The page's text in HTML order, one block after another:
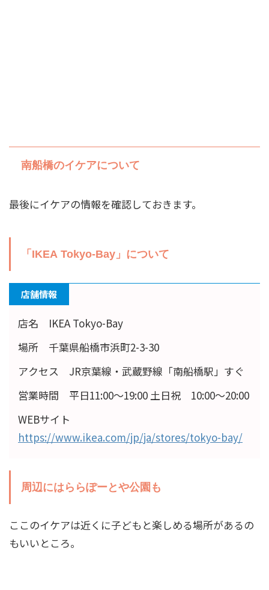
南船橋のイケアについて
最後にイケアの情報を確認しておきます。
「IKEA Tokyo-Bay」について
店舗情報
店名 IKEA Tokyo-Bay
場所 千葉県船橋市浜町2-3-30
アクセス JR京葉線・武蔵野線「南船橋駅」すぐ
営業時間 平日11:00〜19:00 土日祝 10:00〜20:00
WEBサイト
https://www.ikea.com/jp/ja/stores/tokyo-bay/
周辺にはららぽーとや公園も
ここのイケアは近くに子どもと楽しめる場所があるの
もいいところ。